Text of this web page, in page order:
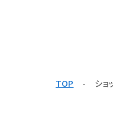
TOP ショ